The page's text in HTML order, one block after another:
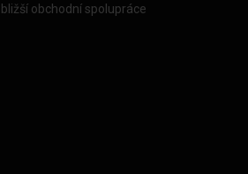
obchodní spolupráce